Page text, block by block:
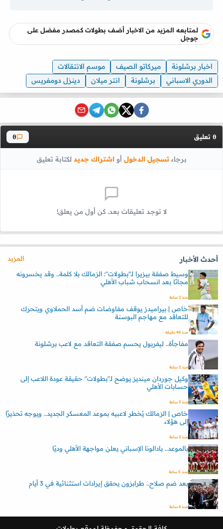
لمتابعه المزيد من الاخبار أضف بطولات كمصدر مفضل على
جوجل
اخبار برشلونة ميركاتو الصيف
موسم الانتقالات
الدوري الاسباني
برشلونة انتر ميلان دينزل دومفريس
0 تعليق 0
برجاءتسجيل الدخول أواشتراك جديد لكتابة تعليق
لا توجد تعليقات بعد. كن أول من يعلق!
أحدث الأخبار
المزيد
وسيط صفقة بيزيرا لـ"بطولات": الزمالك بلا كلمة.. وقد يخسرونه
مجانًا بعد انسحاب شباب الأهلي
منذ 2 ساعة
خاص | بيراميدز يوقف مفاوضات ضم أسد الحملاوي ويتحرك
للتعاقد مع مهاجم البوسنة
منذ 46 دقيقه
مفاجأة.. ليفربول يحسم صفقة التعاقد مع لاعب برشلونة
منذ 2 ساعة
وكيل جوردان مينديز يوضح لـ"بطولات" حقيقة عودة اللاعب إلى
حسابات الأهلي
منذ 3 ساعة
خاص | الزمالك يُخطر لاعبيه بموعد المعسكر الجديد.. ويوجه تحذيرًا
إلى هؤلاء
منذ 2 ساعة
بالموعد.. بادالونا الإسباني يعلن مواجهة الأهلي وديًا
منذ 5 ساعة
بعد ضم صلاح.. طرابزون يحقق إيرادات استثنائية في 3 أيام
منذ 6 ساعة